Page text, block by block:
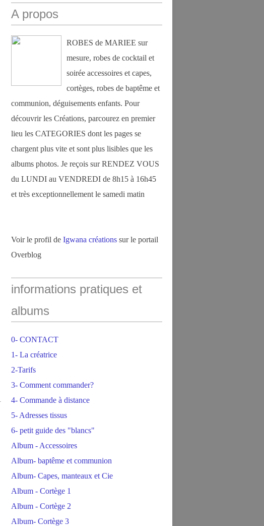
A propos
ROBES de MARIEE sur
mesure, robes de cocktail et
soirée accessoires et capes,
cortèges, robes de baptême et
communion, déguisements enfants. Pour
découvrir les Créations, parcourez en premier
lieu les CATEGORIES dont les pages se
chargent plus vite et sont plus lisibles que les
albums photos. Je reçois sur RENDEZ VOUS
du LUNDI au VENDREDI de 8h15 à 16h45
et très exceptionnellement le samedi matin
Voir le profil de Igwana créations sur le portail
Overblog
informations pratiques et
albums
0- CONTACT
1- La créatrice
2-Tarifs
3- Comment commander?
4- Commande à distance
5- Adresses tissus
6- petit guide des "blancs"
Album - Accessoires
Album- baptême et communion
Album- Capes, manteaux et Cie
Album - Cortège 1
Album - Cortège 2
Album- Cortège 3